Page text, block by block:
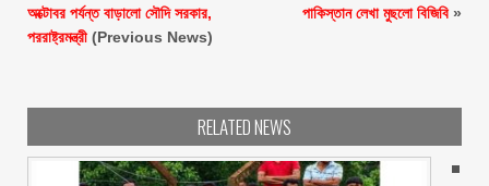
অক্টোবর পর্যন্ত বাড়ালো সৌদি সরকার,
পররাষ্ট্রমন্ত্রী (Previous News)
পাকিস্তান লেখা মুছলো বিজিবি»
RELATED NEWS